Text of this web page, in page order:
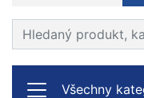
Prohledat web
Všechny